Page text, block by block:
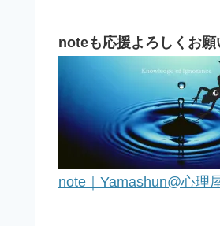
noteも応援よろしくお願
note｜Yamashun@心理